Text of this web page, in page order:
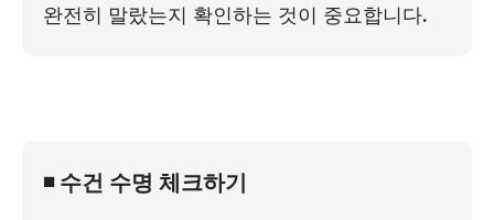
완전히 말랐는지 확인하는 것이 중요합니다.
◾ 수건 수명 체크하기